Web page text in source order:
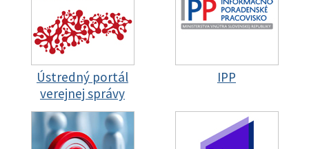
Ústredný portál
verejnej správy
IPP